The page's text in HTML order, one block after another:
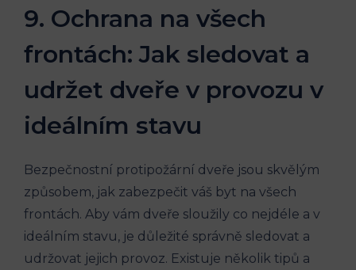
9. Ochrana na všech
frontách: Jak sledovat a
udržet dveře v provozu v
ideálním stavu
Bezpečnostní protipožární dveře jsou skvělým
způsobem, jak zabezpečit váš byt na všech
frontách. Aby vám dveře sloužily co nejdéle a v
ideálním stavu, je důležité správně sledovat a
udržovat jejich provoz. Existuje několik tipů a